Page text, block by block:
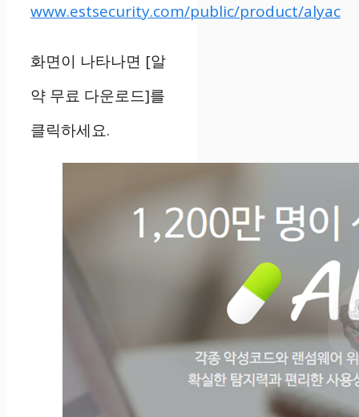
www.estsecurity.com/public/product/alyac
화면이 나타나면 [알
약 무료 다운로드]를
클릭하세요.